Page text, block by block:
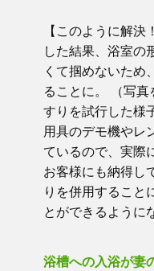
【このように解
した結果、浴室の
くて掴めないため
ることに。 （写
すりを試行した様
用具のデモ機やレ
ているので、実際
お客様にも納得し
りを併用すること
とができるように
浴槽への入浴が妻